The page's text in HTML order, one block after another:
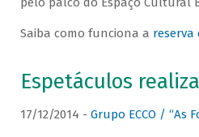
Saiba como funciona a reserva
Espetáculos
17/12/2014 - Grupo ECCO / “As